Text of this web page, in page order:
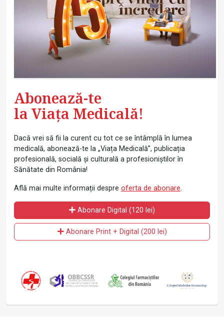
Abonează-te
la Viața Medicală!
Dacă vrei să fii la curent cu tot ce se întâmplă în lumea
medicală, abonează-te la „Viața Medicală”, publicația
profesională, socială și culturală a profesioniștilor în
Sănătate din România!
Află mai multe informații despre oferta de abonare.
Abonare Digital (120 lei)
Abonare Print + Digital (200 lei)